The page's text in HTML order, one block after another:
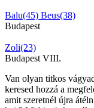
Balu(45) Beus(38)
Budapest
Zoli(23)
Budapest VIII.
Van olyan titkos
keresed hozzá a
amit szeretnél újra